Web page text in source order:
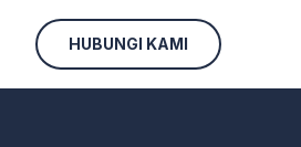
HUBUNGI KAMI